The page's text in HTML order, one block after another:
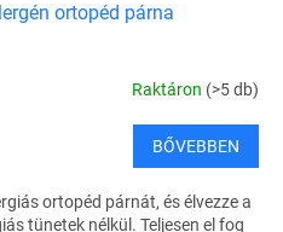
ortopéd párna
Raktáron (>5 db)
BŐVEBBEN
ortopéd párnát, és élvezze a
tünetek nélkül. Teljesen el fog